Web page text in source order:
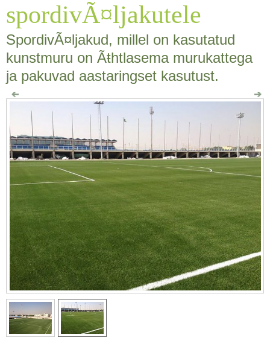
spordivÃ¤ljakutele
SpordivÃ¤ljakud, millel on kasutatud
kunstmuru on Ãŧhtlasema murukattega
ja pakuvad aastaringset kasutust.